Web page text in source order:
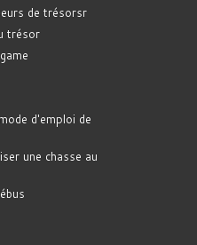
de trésorsr
trésor
d'emploi de
une chasse au